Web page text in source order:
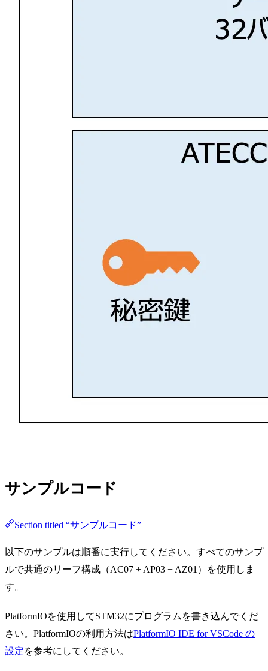
サンプルコード
Section titled “サンプルコード”
以下のサンプルは順番に実行してください。すべてのサンプ
ルで共通のリーフ構成（AC07 + AP03 + AZ01）を使用しま
す。
PlatformIOを使用してSTM32にプログラムを書き込んでくだ
さい。PlatformIOの利用方法はPlatformIO IDE for VSCode の
設定を参考にしてください。